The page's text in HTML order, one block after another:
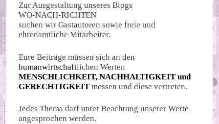
Zur Ausgestaltung unseres Blogs
WO-NACH-RICHTEN
suchen wir Gastautoren sowie freie und
ehrenamtliche Mitarbeiter.
Eure Beiträge müssen sich an den
humanwirtschaftlichen Werten
MENSCHLICHKEIT, NACHHALTIGKEIT und
GERECHTIGKEIT messen und diese vertreten.
Jedes Thema darf unter Beachtung unserer Werte
angesprochen werden.